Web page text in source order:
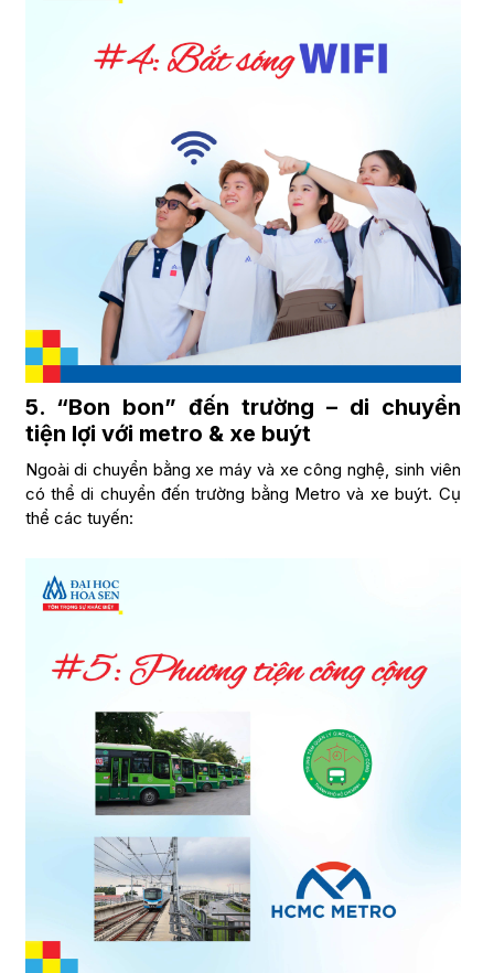
5. “Bon bon” đến trường – di chuyển
tiện lợi với metro & xe buýt
Ngoài di chuyển bằng xe máy và xe công nghệ, sinh viên
có thể di chuyển đến trường bằng Metro và xe buýt. Cụ
thể các tuyến: